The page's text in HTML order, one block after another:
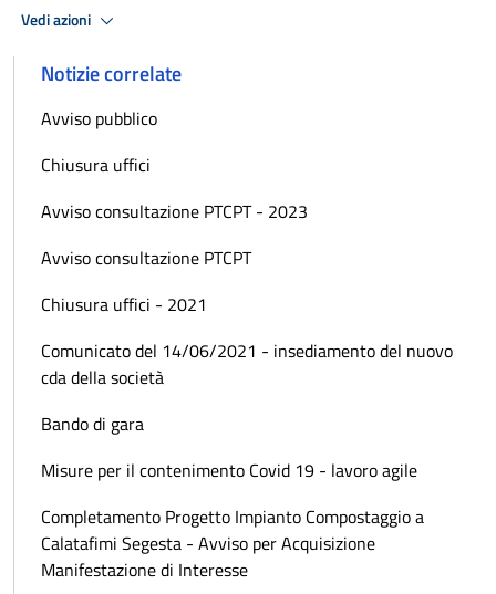
Vedi azioni
Notizie correlate
Avviso pubblico
Chiusura uffici
Avviso consultazione PTCPT - 2023
Avviso consultazione PTCPT
Chiusura uffici - 2021
Comunicato del 14/06/2021 - insediamento del nuovo
cda della società
Bando di gara
Misure per il contenimento Covid 19 - lavoro agile
Completamento Progetto Impianto Compostaggio a
Calatafimi Segesta - Avviso per Acquisizione
Manifestazione di Interesse